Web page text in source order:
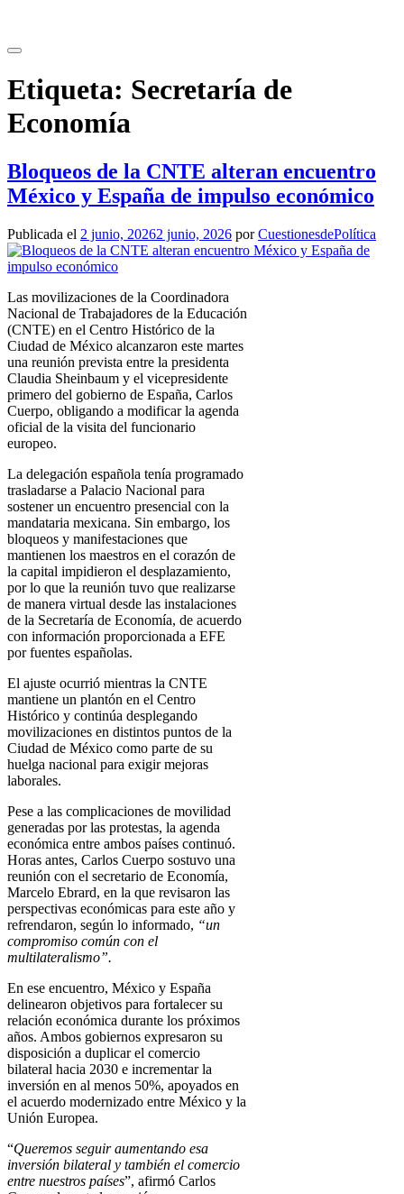
contenido
Etiqueta: Secretaría de
Economía
Bloqueos de la CNTE alteran encuentro
México y España de impulso económico
Publicada el 2 junio, 20262 junio, 2026 porCuestionesdePolítica
Las movilizaciones de la Coordinadora
Nacional de Trabajadores de la Educación
(CNTE) en el Centro Histórico de la
Ciudad de México alcanzaron este martes
una reunión prevista entre la presidenta
Claudia Sheinbaum y el vicepresidente
primero del gobierno de España, Carlos
Cuerpo, obligando a modificar la agenda
oficial de la visita del funcionario
europeo.
La delegación española tenía programado
trasladarse a Palacio Nacional para
sostener un encuentro presencial con la
mandataria mexicana. Sin embargo, los
bloqueos y manifestaciones que
mantienen los maestros en el corazón de
la capital impidieron el desplazamiento,
por lo que la reunión tuvo que realizarse
de manera virtual desde las instalaciones
de la Secretaría de Economía, de acuerdo
con información proporcionada a EFE
por fuentes españolas.
El ajuste ocurrió mientras la CNTE
mantiene un plantón en el Centro
Histórico y continúa desplegando
movilizaciones en distintos puntos de la
Ciudad de México como parte de su
huelga nacional para exigir mejoras
laborales.
Pese a las complicaciones de movilidad
generadas por las protestas, la agenda
económica entre ambos países continuó.
Horas antes, Carlos Cuerpo sostuvo una
reunión con el secretario de Economía,
Marcelo Ebrard, en la que revisaron las
perspectivas económicas para este año y
refrendaron, según lo informado, “un
compromiso común con el
multilateralismo”.
En ese encuentro, México y España
delinearon objetivos para fortalecer su
relación económica durante los próximos
años. Ambos gobiernos expresaron su
disposición a duplicar el comercio
bilateral hacia 2030 e incrementar la
inversión en al menos 50%, apoyados en
el acuerdo modernizado entre México y la
Unión Europea.
“Queremos seguir aumentando esa
inversión bilateral y también el comercio
entre nuestros países”, afirmó Carlos